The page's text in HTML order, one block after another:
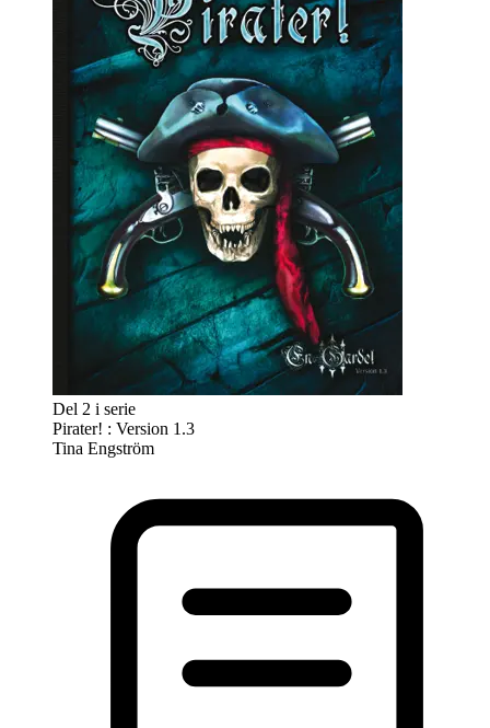
Del 2 i serie
Pirater! : Version 1.3
Tina Engström